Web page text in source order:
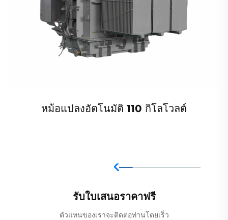
หม้อแปลงอัตโนมัติ 110 กิโลโวลต์
รับใบเสนอราคาฟรี
ตัวแทนของเราจะติดต่อท่านโดยเร็ว